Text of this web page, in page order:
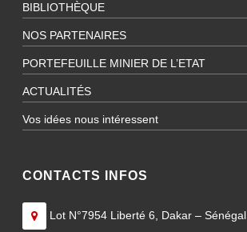
BIBLIOTHÈQUE
NOS PARTENAIRES
PORTEFEUILLE MINIER DE L’ETAT
ACTUALITÉS
Vos idées nous intéressent
CONTACTS INFOS
Lot N°7954 Liberté 6, Dakar – Sénégal